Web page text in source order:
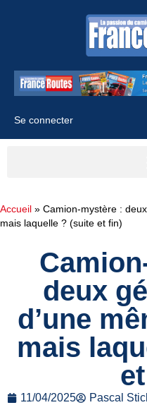
Se connecter
Accueil » Camion-mystère :
mais laquelle ? (suite et fin)
deux
d’une
mais
11/04/2025
Pascal